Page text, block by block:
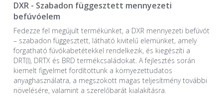
DXR - Szabadon függesztett mennyezeti
befúvóelem
Fedezze fel megújult termékünket, a DXR mennyezeti befúvót
– szabadon függesztett, látható kivitelű elemünket, amely
forgatható fúvókabetétekkel rendelkezik, és kiegészíti a
DRT(I), DRTX és BRD termékcsaládokat. A fejlesztés során
kiemelt figyelmet fordítottunk a környezettudatos
anyaghasználatra, a megszokott magas teljesítmény további
növelésére, valamint a szerelőbarát kialakításra.